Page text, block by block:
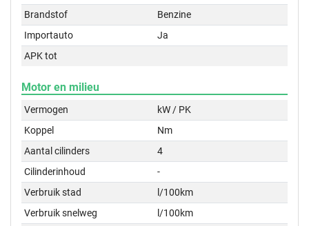
Brandstof
Benzine
Importauto
Ja
APK tot
Motor en milieu
Vermogen
kW / PK
Koppel
Nm
Aantal cilinders
4
Cilinderinhoud
-
Verbruik stad
l/100km
Verbruik snelweg
l/100km